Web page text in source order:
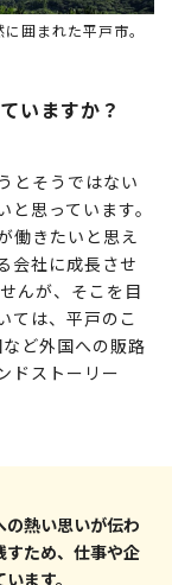
囲まれた平戸市。
いますか？
とそうではない
思っています。
働きたいと思え
会社に成長させ
んが、そこを目
ては、平戸のこ
ど外国への販路
ドストーリー
熱い思いが伝わ
すため、仕事や企
ます。